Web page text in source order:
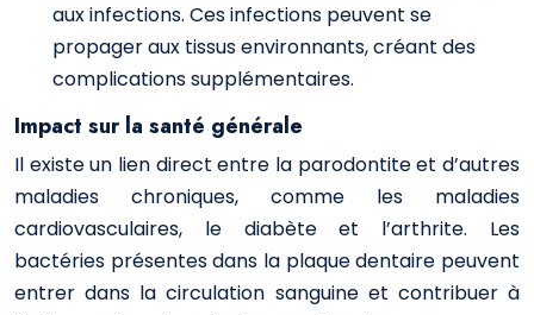
aux infections. Ces infections peuvent se
propager aux tissus environnants, créant des
complications supplémentaires.
Impact sur la santé générale
Il existe un lien direct entre la parodontite et d’autres
maladies chroniques, comme les maladies
cardiovasculaires, le diabète et l’arthrite. Les
bactéries présentes dans la plaque dentaire peuvent
entrer dans la circulation sanguine et contribuer à